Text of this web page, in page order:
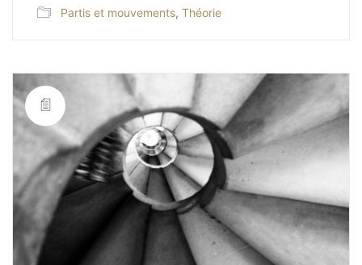
Partis et mouvements, Théorie